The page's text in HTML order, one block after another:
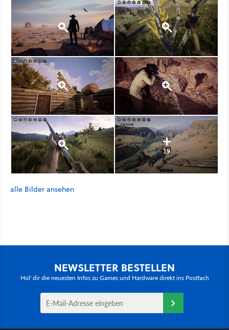
19
alle Bilder ansehen
NEWSLETTER BESTELLEN
Hol' dir die neuesten Infos zu Games und Hardware direkt ins Postfach